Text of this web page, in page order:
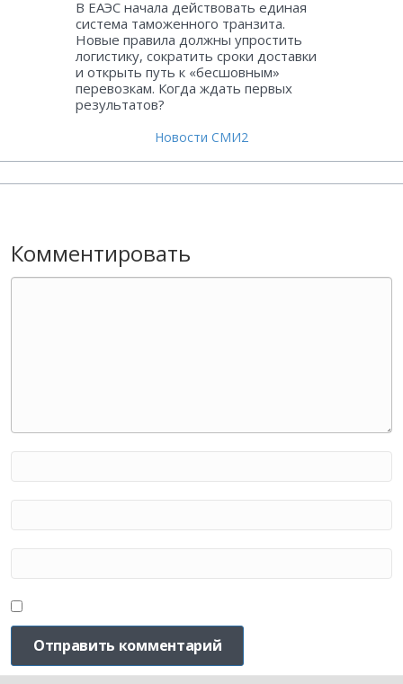
В ЕАЭС начала действовать единая
система таможенного транзита.
Новые правила должны упростить
логистику, сократить сроки доставки
и открыть путь к «бесшовным»
перевозкам. Когда ждать первых
результатов?
Новости СМИ2
Комментировать